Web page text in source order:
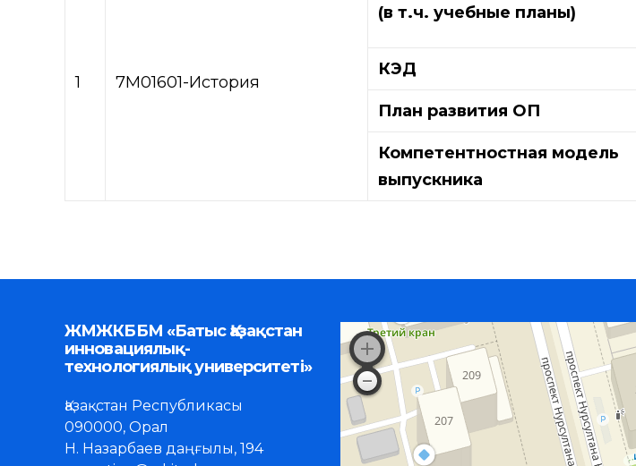
1 7М01601-История
(в т.ч. учебные планы)
КЭД
План развития ОП
Компетентностная модель
выпускника
ЖМЖКББМ «Батыс Қазақстан
инновациялық-
технологиялық университеті»
Қазақстан Республикасы
090000, Орал
Н. Назарбаев даңғылы, 194